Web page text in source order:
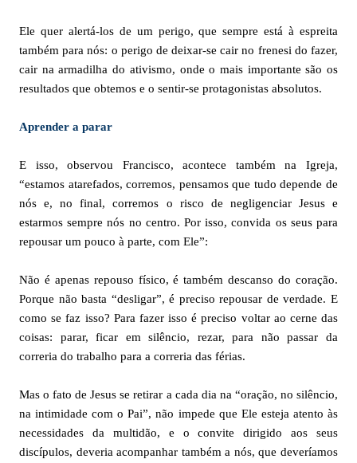
Ele quer alertá-los de um perigo, que sempre está à espreita
também para nós: o perigo de deixar-se cair no frenesi do fazer,
cair na armadilha do ativismo, onde o mais importante são os
resultados que obtemos e o sentir-se protagonistas absolutos.
Aprender a parar
E isso, observou Francisco, acontece também na Igreja,
“estamos atarefados, corremos, pensamos que tudo depende de
nós e, no final, corremos o risco de negligenciar Jesus e
estarmos sempre nós no centro. Por isso, convida os seus para
repousar um pouco à parte, com Ele”:
Não é apenas repouso físico, é também descanso do coração.
Porque não basta “desligar”, é preciso repousar de verdade. E
como se faz isso? Para fazer isso é preciso voltar ao cerne das
coisas: parar, ficar em silêncio, rezar, para não passar da
correria do trabalho para a correria das férias.
Mas o fato de Jesus se retirar a cada dia na “oração, no silêncio,
na intimidade com o Pai”, não impede que Ele esteja atento às
necessidades da multidão, e o convite dirigido aos seus
discípulos, deveria acompanhar também a nós, que deveríamos